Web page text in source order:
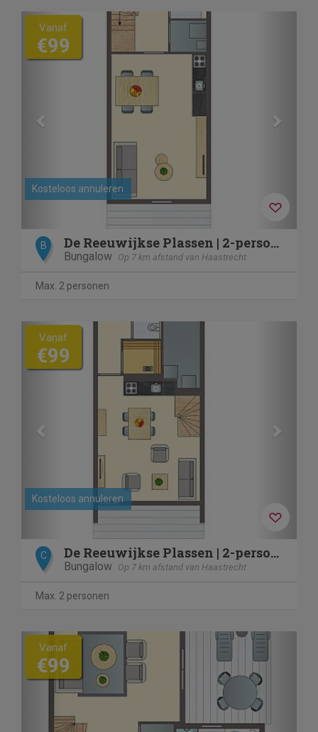
Previous
Kosteloos annuleren
Vanaf
€99
B De Reeuwijkse Plassen | 2-persoons waterwoning | 2C
Bungalow Op 7 km afstand van Haastrecht
Max. 2 personen
Previous
Kosteloos annuleren
Vanaf
€99
C De Reeuwijkse Plassen | 2-persoons waterwoning | 2L
Bungalow Op 7 km afstand van Haastrecht
Max. 2 personen
Previous
Vanaf
€99